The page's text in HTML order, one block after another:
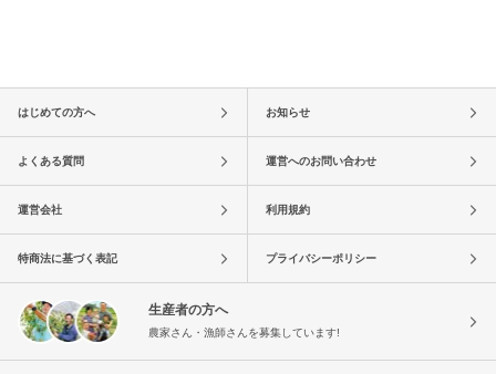
はじめての方へ お知らせ
よくある質問 運営へのお問い合わせ
運営会社 利用規約
特商法に基づく表記 プライバシーポリシー
生産者の方へ
農家さん・漁師さんを募集しています!